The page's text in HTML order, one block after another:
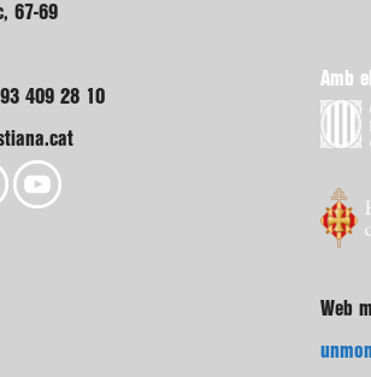
67-69
409 28 10
Amb
Web